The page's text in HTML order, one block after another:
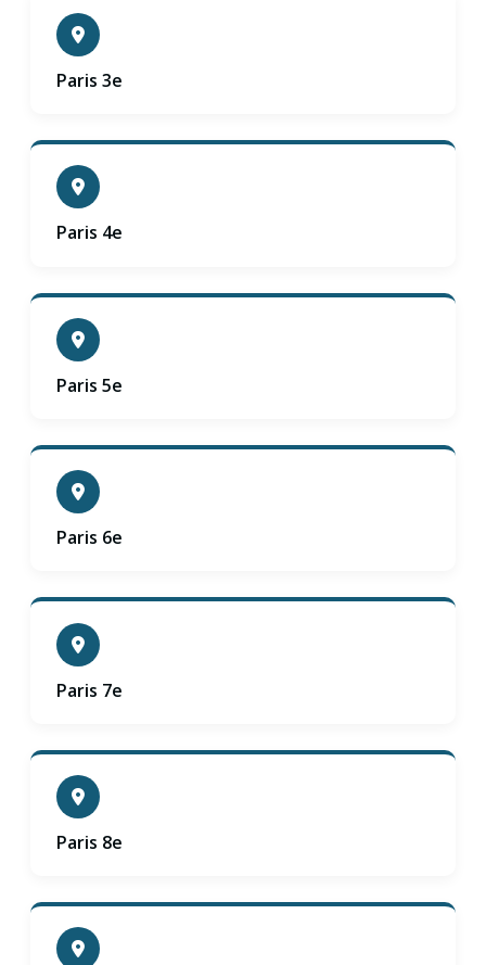
Paris 3e
Paris 4e
Paris 5e
Paris 6e
Paris 7e
Paris 8e